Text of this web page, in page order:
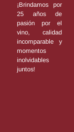
¡Brindamos por
25 años de
pasión por el
vino, calidad
incomparable y
momentos
inolvidables
juntos!